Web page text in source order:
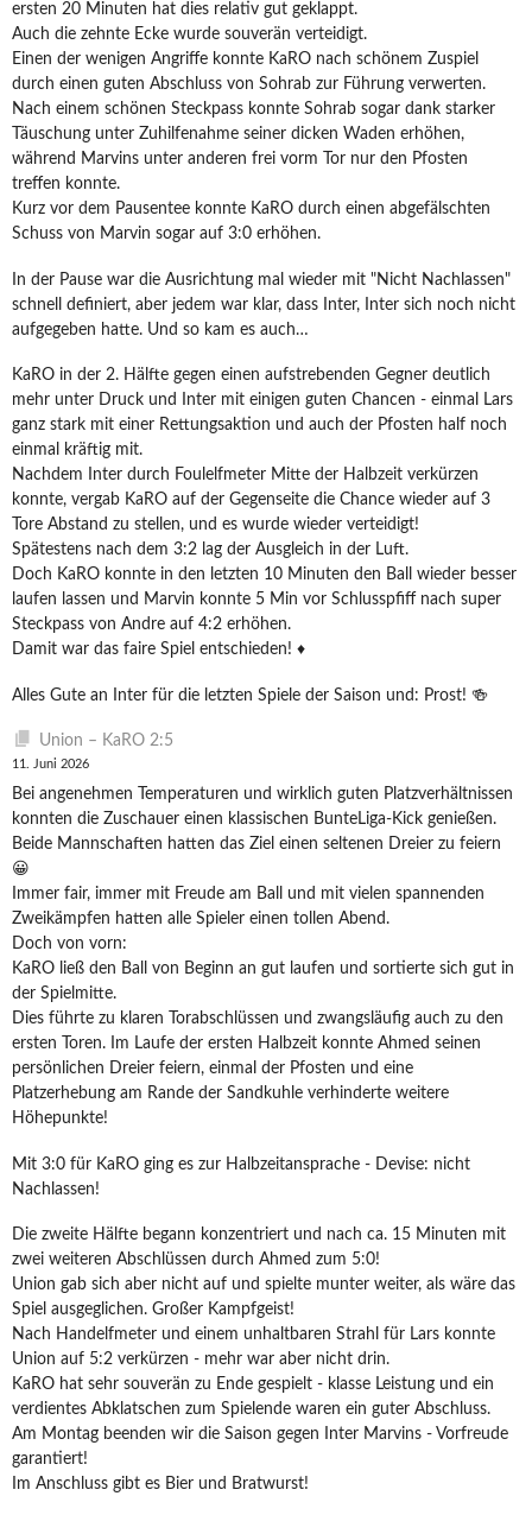
ersten 20 Minuten hat dies relativ gut geklappt.
Auch die zehnte Ecke wurde souverän verteidigt.
Einen der wenigen Angriffe konnte KaRO nach schönem Zuspiel
durch einen guten Abschluss von Sohrab zur Führung verwerten.
Nach einem schönen Steckpass konnte Sohrab sogar dank starker
Täuschung unter Zuhilfenahme seiner dicken Waden erhöhen,
während Marvins unter anderen frei vorm Tor nur den Pfosten
treffen konnte.
Kurz vor dem Pausentee konnte KaRO durch einen abgefälschten
Schuss von Marvin sogar auf 3:0 erhöhen.
In der Pause war die Ausrichtung mal wieder mit "Nicht Nachlassen"
schnell definiert, aber jedem war klar, dass Inter, Inter sich noch nicht
aufgegeben hatte. Und so kam es auch…
KaRO in der 2. Hälfte gegen einen aufstrebenden Gegner deutlich
mehr unter Druck und Inter mit einigen guten Chancen - einmal Lars
ganz stark mit einer Rettungsaktion und auch der Pfosten half noch
einmal kräftig mit.
Nachdem Inter durch Foulelfmeter Mitte der Halbzeit verkürzen
konnte, vergab KaRO auf der Gegenseite die Chance wieder auf 3
Tore Abstand zu stellen, und es wurde wieder verteidigt!
Spätestens nach dem 3:2 lag der Ausgleich in der Luft.
Doch KaRO konnte in den letzten 10 Minuten den Ball wieder besser
laufen lassen und Marvin konnte 5 Min vor Schlusspfiff nach super
Steckpass von Andre auf 4:2 erhöhen.
Damit war das faire Spiel entschieden! ♦️
Alles Gute an Inter für die letzten Spiele der Saison und: Prost! 🍻
Union – KaRO 2:5
11. Juni 2026
Bei angenehmen Temperaturen und wirklich guten Platzverhältnissen
konnten die Zuschauer einen klassischen BunteLiga-Kick genießen.
Beide Mannschaften hatten das Ziel einen seltenen Dreier zu feiern
😀
Immer fair, immer mit Freude am Ball und mit vielen spannenden
Zweikämpfen hatten alle Spieler einen tollen Abend.
Doch von vorn:
KaRO ließ den Ball von Beginn an gut laufen und sortierte sich gut in
der Spielmitte.
Dies führte zu klaren Torabschlüssen und zwangsläufig auch zu den
ersten Toren. Im Laufe der ersten Halbzeit konnte Ahmed seinen
persönlichen Dreier feiern, einmal der Pfosten und eine
Platzerhebung am Rande der Sandkuhle verhinderte weitere
Höhepunkte!
Mit 3:0 für KaRO ging es zur Halbzeitansprache - Devise: nicht
Nachlassen!
Die zweite Hälfte begann konzentriert und nach ca. 15 Minuten mit
zwei weiteren Abschlüssen durch Ahmed zum 5:0!
Union gab sich aber nicht auf und spielte munter weiter, als wäre das
Spiel ausgeglichen. Großer Kampfgeist!
Nach Handelfmeter und einem unhaltbaren Strahl für Lars konnte
Union auf 5:2 verkürzen - mehr war aber nicht drin.
KaRO hat sehr souverän zu Ende gespielt - klasse Leistung und ein
verdientes Abklatschen zum Spielende waren ein guter Abschluss.
Am Montag beenden wir die Saison gegen Inter Marvins - Vorfreude
garantiert!
Im Anschluss gibt es Bier und Bratwurst!